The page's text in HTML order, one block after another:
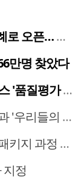
여건 좋아진다
만명 찾았다
가 체계' 구축
하모니' 선보여
정 3기' 모집
지정